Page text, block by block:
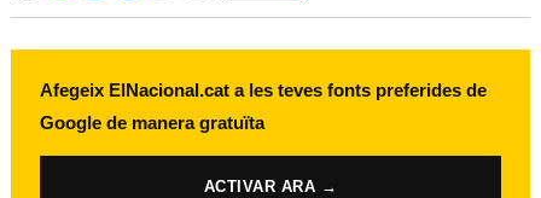
Afegeix ElNacional.cat a les teves fonts preferides de
Google de manera gratuïta
ACTIVAR ARA →